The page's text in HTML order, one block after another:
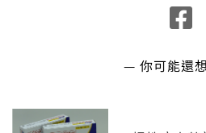
— 你可能還